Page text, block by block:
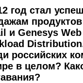
год стал
и Genesys
российских
в целом?